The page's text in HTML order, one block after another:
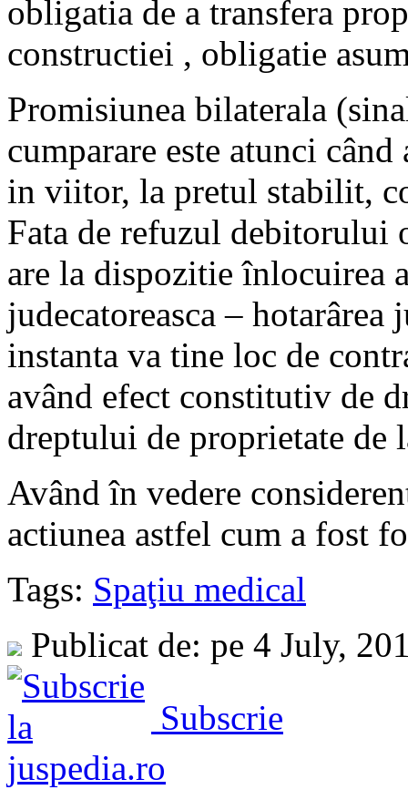
obligatia de a transfera
constructiei , obligatie
Promisiunea bilaterala
cumparare este atunci
in viitor, la pretul stabilit,
Fata de refuzul debitorului
are la dispozitie înlocuirea
judecatoreasca – hotarârea
instanta va tine loc de
având efect constitutiv de
dreptului de proprietate de
Având în vedere
actiunea astfel cum a fost
Tags: Spaţiu medical
Publicat de: pe 4 July,
Subscrie